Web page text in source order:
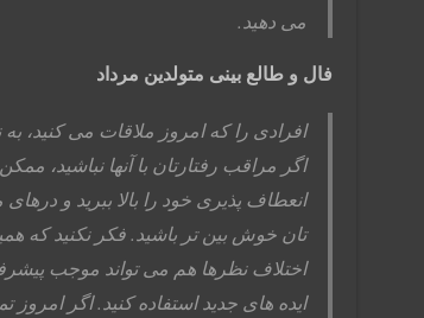
می دهید.
فال و طالع بینی متولدین مرداد
افرادی را که امروز ملاقات می کنید،
اگر مراقب رفتارتان با آنها نباشید،
انعطاف پذیری خود را بالا ببرید و
تان خوش بین تر باشید. فکر نکنید که
اختلاف نظرها هم می تواند موجب
ایده های جدید استفاده کنید. اگر